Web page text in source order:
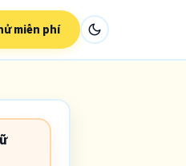
miễn phí